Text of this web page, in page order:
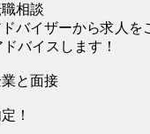
職相談
バイザーから求人を
バイスします！
業と面接
！